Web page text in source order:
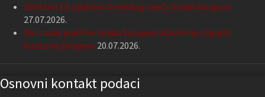
Održana 13. sjednica Gradskog vijeća Grada Sarajeva
27.07.2026.
Nastavak podrške Grada Sarajeva Udruženju slijepih
Kantona Sarajevo 20.07.2026.
Osnovni kontakt podaci